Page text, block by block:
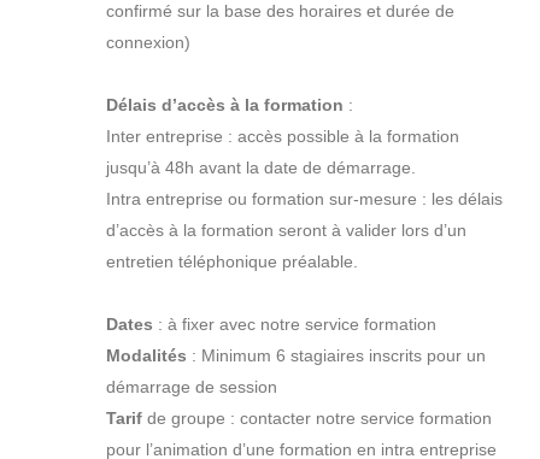
confirmé sur la base des horaires et durée de
connexion)
Délais d’accès à la formation :
Inter entreprise : accès possible à la formation
jusqu’à 48h avant la date de démarrage.
Intra entreprise ou formation sur-mesure : les délais
d’accès à la formation seront à valider lors d’un
entretien téléphonique préalable.
Dates : à fixer avec notre service formation
Modalités : Minimum 6 stagiaires inscrits pour un
démarrage de session
Tarifde groupe : contacter notre service formation
pour l’animation d’une formation en intra entreprise